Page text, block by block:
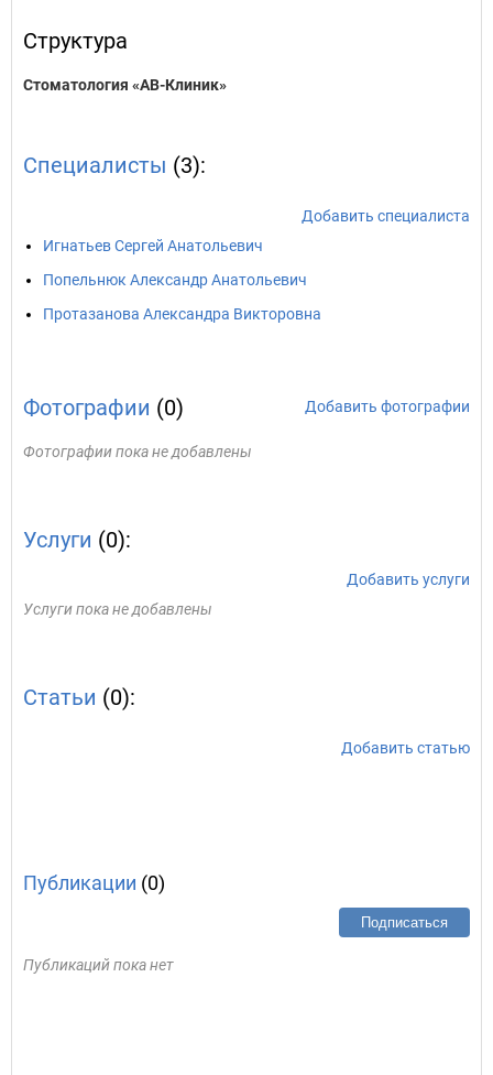
Структура
Стоматология «АВ-Клиник»
Специалисты (3):
Добавить специалиста
Игнатьев Сергей Анатольевич
Попельнюк Александр Анатольевич
Протазанова Александра Викторовна
Фотографии (0) Добавить фотографии
Фотографии пока не добавлены
Услуги (0):
Добавить услуги
Услуги пока не добавлены
Статьи (0):
Добавить статью
Публикации (0)
Подписаться
Публикаций пока нет